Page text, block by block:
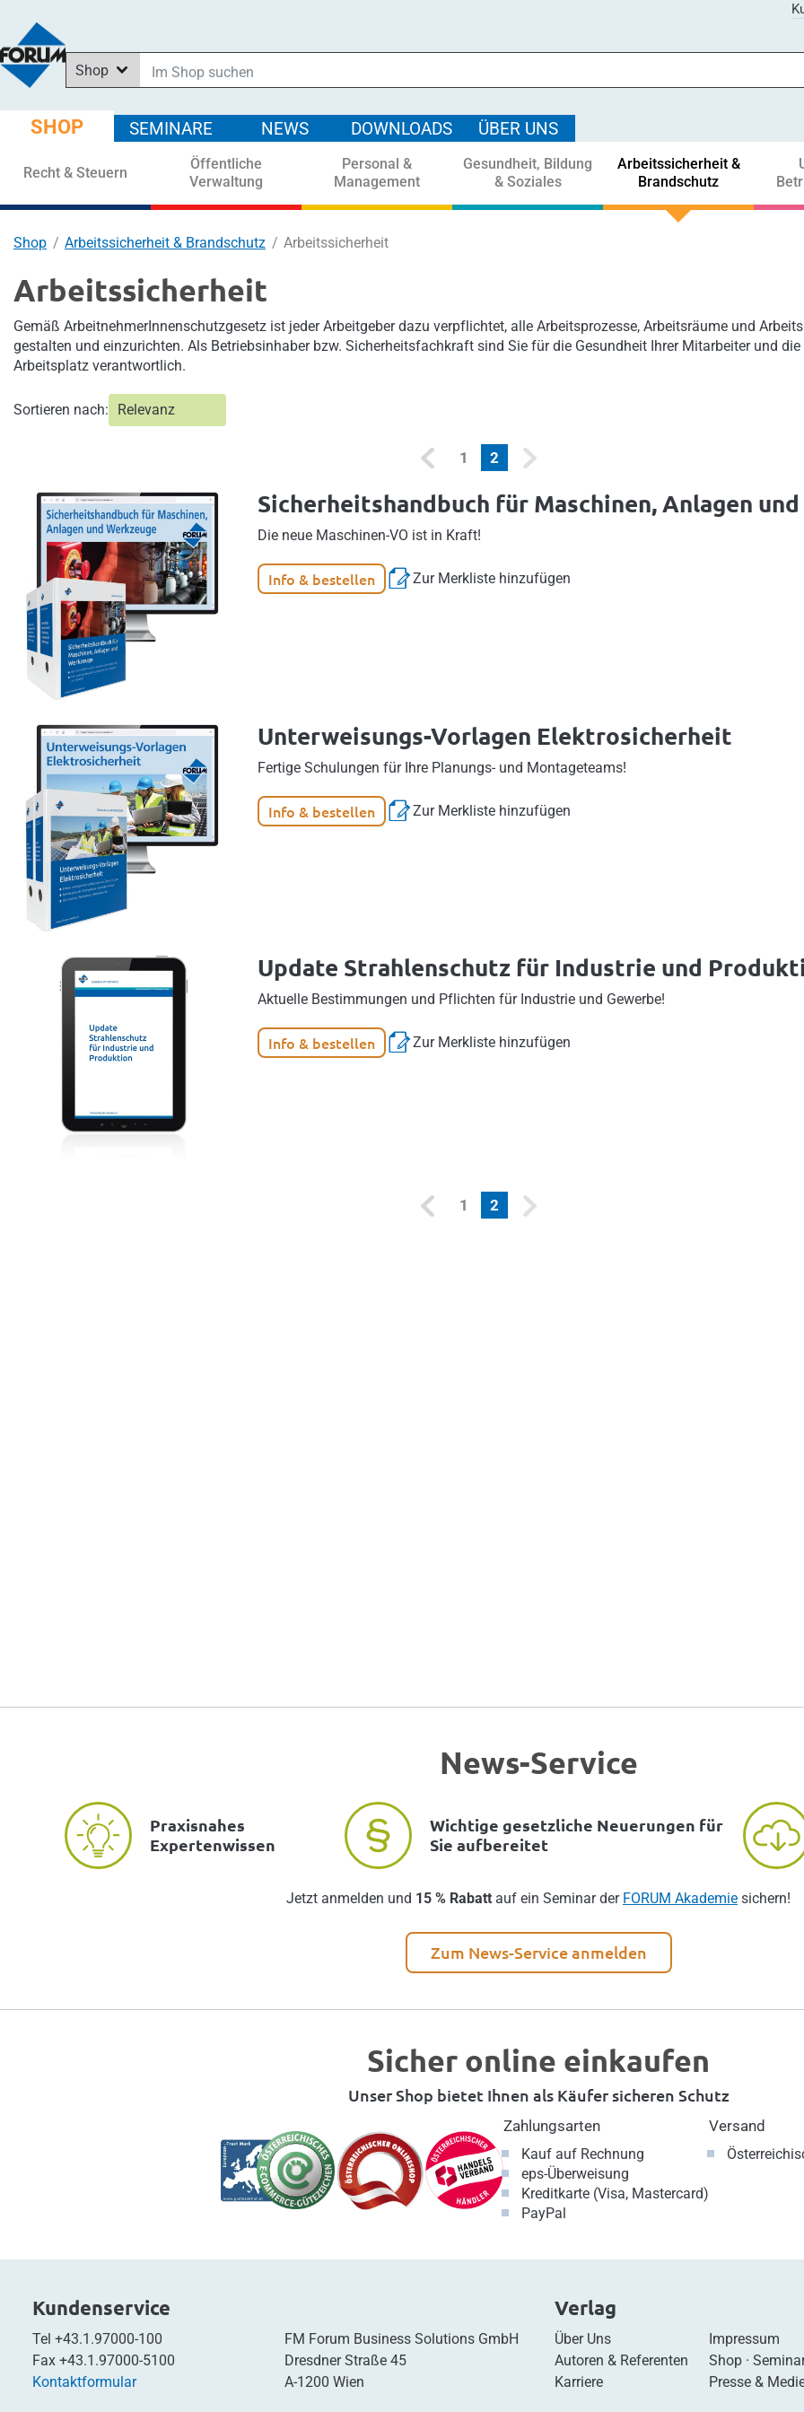
Shop
In News suchen
In Downloads suchen
In Seminaren suchen
SHOP SEMINARE NEWS DOWNLOADS ÜBER UNS
Recht & Steuern
Öffentliche
Verwaltung
Personal &
Management
Gesundheit, Bildung
& Soziales
Arbeitssicherheit &
Brandschutz
Shop Arbeitssicherheit & Brandschutz Arbeitssicherheit
Arbeitssicherheit
Gemäß ArbeitnehmerInnenschutzgesetz ist jeder Arbeitgeber dazu verpflichtet, alle Arbeitsprozesse, Arbeitsräume und
gestalten und einzurichten. Als Betriebsinhaber bzw. Sicherheitsfachkraft sind Sie für die Gesundheit Ihrer Mitarbeiter und
Arbeitsplatz verantwortlich.
Sortieren nach:
1 2 (current)
Sicherheitshandbuch für Maschinen, Anlagen
Die neue Maschinen-VO ist in Kraft!
Info & bestellen Zur Merkliste hinzufügen
Unterweisungs-Vorlagen Elektrosicherheit
Fertige Schulungen für Ihre Planungs- und Montageteams!
Info & bestellen Zur Merkliste hinzufügen
Update Strahlenschutz für Industrie und
Aktuelle Bestimmungen und Pflichten für Industrie und Gewerbe!
Info & bestellen Zur Merkliste hinzufügen
1 2 (current)
News-Service
Praxisnahes
Expertenwissen
Wichtige gesetzliche Neuerungen für
Sie aufbereitet
Jetzt anmelden und 15 % Rabatt auf ein Seminar der FORUM Akademie sichern!
Zum News-Service anmelden
Sicher online einkaufen
Unser Shop bietet Ihnen als Käufer sicheren Schutz
Zahlungsarten
Kauf auf Rechnung
eps-Überweisung
Kreditkarte (Visa, Mastercard)
PayPal
Versand
Kundenservice
Tel +43.1.97000-100
Fax +43.1.97000-5100
Kontaktformular
FM Forum Business Solutions GmbH
Dresdner Straße 45
A-1200 Wien
Verlag
Über Uns
Autoren & Referenten
Karriere
Impressum
Shop ·
Presse &